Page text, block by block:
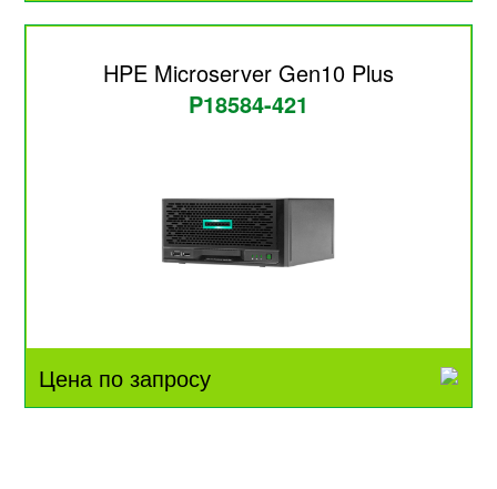
HPE Microserver Gen10 Plus
P18584-421
Цена по запросу